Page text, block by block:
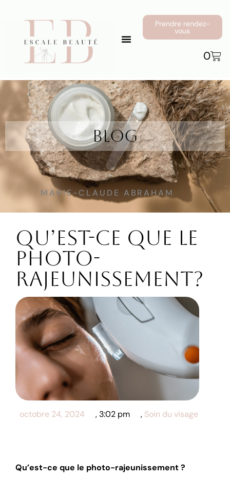
Prendre rendez-
vous
0
Blog
MARIE-CLAUDE ABRAHAM
Qu’est-ce que le
photo-
rajeunissement?
octobre 24, 2024 , 3:02 pm , Soin du visage
Qu’est-ce que le photo-rajeunissement ?